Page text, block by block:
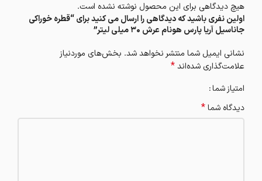
هیچ دیدگاهی برای این محصول نوشته نشده است.
اولین نفری باشید که دیدگاهی را ارسال می کنید برای “قطره خوراکی
جاناسیل آریا پارس هونام عرش 30 میلی لیتر”
نشانی ایمیل شما منتشر نخواهد شد. بخش‌های موردنیاز
علامت‌گذاری شده‌اند*
امتیاز شما
دیدگاه شما*